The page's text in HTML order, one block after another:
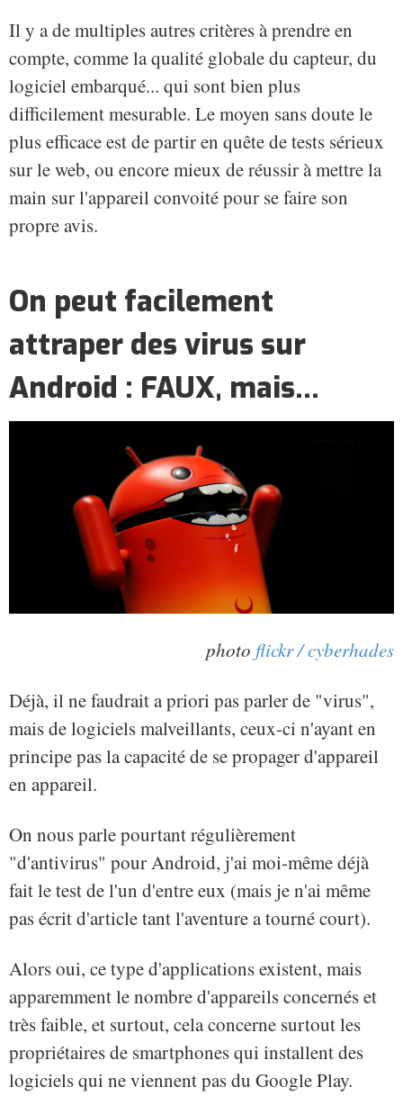
Il y a de multiples autres critères à prendre en
compte, comme la qualité globale du capteur, du
logiciel embarqué... qui sont bien plus
difficilement mesurable. Le moyen sans doute le
plus efficace est de partir en quête de tests sérieux
sur le web, ou encore mieux de réussir à mettre la
main sur l'appareil convoité pour se faire son
propre avis.
On peut facilement
attraper des virus sur
Android : FAUX, mais...
photo flickr / cyberhades
Déjà, il ne faudrait a priori pas parler de "virus",
mais de logiciels malveillants, ceux-ci n'ayant en
principe pas la capacité de se propager d'appareil
en appareil.
On nous parle pourtant régulièrement
"d'antivirus" pour Android, j'ai moi-même déjà
fait le test de l'un d'entre eux (mais je n'ai même
pas écrit d'article tant l'aventure a tourné court).
Alors oui, ce type d'applications existent, mais
apparemment le nombre d'appareils concernés et
très faible, et surtout, cela concerne surtout les
propriétaires de smartphones qui installent des
logiciels qui ne viennent pas du Google Play.